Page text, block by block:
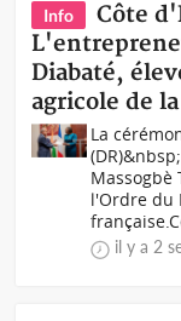
Info
Côte
Diabaté,
agricole de
La
Massogbè
l'Ordre du
il y a 2